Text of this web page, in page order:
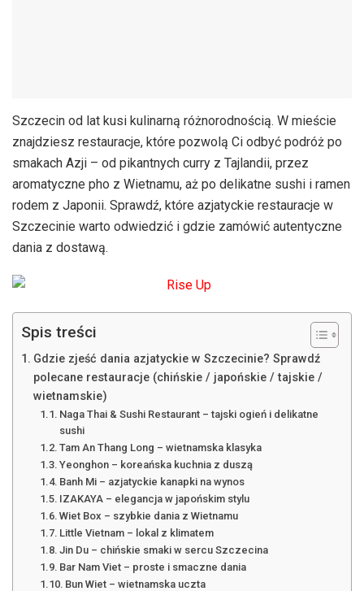
Szczecin od lat kusi kulinarną różnorodnością. W mieście
znajdziesz restauracje, które pozwolą Ci odbyć podróż po
smakach Azji – od pikantnych curry z Tajlandii, przez
aromatyczne pho z Wietnamu, aż po delikatne sushi i ramen
rodem z Japonii. Sprawdź, które azjatyckie restauracje w
Szczecinie warto odwiedzić i gdzie zamówić autentyczne
dania z dostawą.
Spis treści
Gdzie zjeść dania azjatyckie w Szczecinie? Sprawdź
polecane restauracje (chińskie / japońskie / tajskie /
wietnamskie)
Naga Thai & Sushi Restaurant – tajski ogień i delikatne
sushi
Tam An Thang Long – wietnamska klasyka
Yeonghon – koreańska kuchnia z duszą
Banh Mi – azjatyckie kanapki na wynos
IZAKAYA – elegancja w japońskim stylu
Wiet Box – szybkie dania z Wietnamu
Little Vietnam – lokal z klimatem
Jin Du – chińskie smaki w sercu Szczecina
Bar Nam Viet – proste i smaczne dania
Bun Wiet – wietnamska uczta